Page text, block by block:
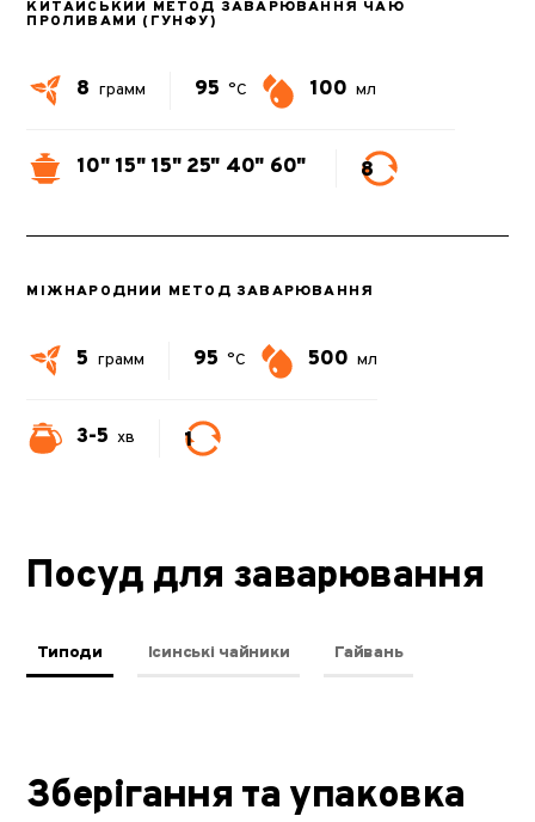
КИТАЙСЬКИЙ МЕТОД ЗАВАРЮВАННЯ ЧАЮ
ПРОЛИВАМИ (ГУНФУ)
8 грамм 95 °C 100 мл
10" 15" 15" 25" 40" 60" 8
МІЖНАРОДНИЙ МЕТОД ЗАВАРЮВАННЯ
5 грамм 95 °C 500 мл
3-5 хв 1
Посуд для заварювання
Типоди Ісинські чайники Гайвань
Зберігання та упаковка